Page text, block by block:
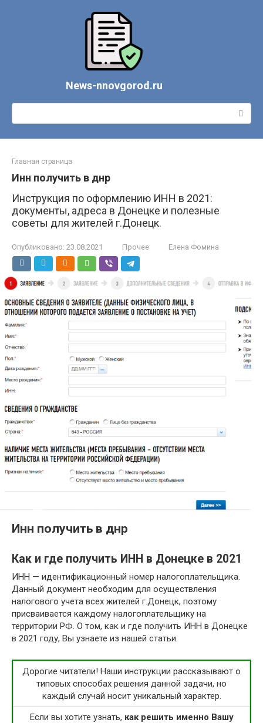
News-nnovgorod.ru
Поиск:
Главная страница
Инн получить в днр
Инструкция по оформлению ИНН в 2021:
документы, адреса в Донецке и полезные
советы для жителей г.Донецк.
Опубликовано: 23.08.2021 Прочее Елена Фомина
Инн получить в днр
Как и где получить ИНН в Донецке в 2021
ИНН — идентификационный номер налогоплательщика.
Данный документ необходим для осуществления
налогового учета всех жителей г.Донецк, поэтому
присваивается каждому налогоплательщику на
территории РФ. О том, как и где получить ИНН в Донецке
в 2021 году, Вы узнаете из нашей статьи.
Дорогие читатели! Наши инструкции рассказывают о
типовых способах решения данной задачи, но
каждый случай носит уникальный характер.
Если вы хотите узнать, как решить именно Вашу